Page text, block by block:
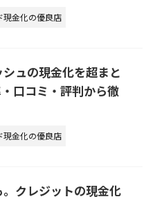
現金化の優良店
ュの現金化を超まと
口コミ・評判から徹
現金化の優良店
クレジットの現金化